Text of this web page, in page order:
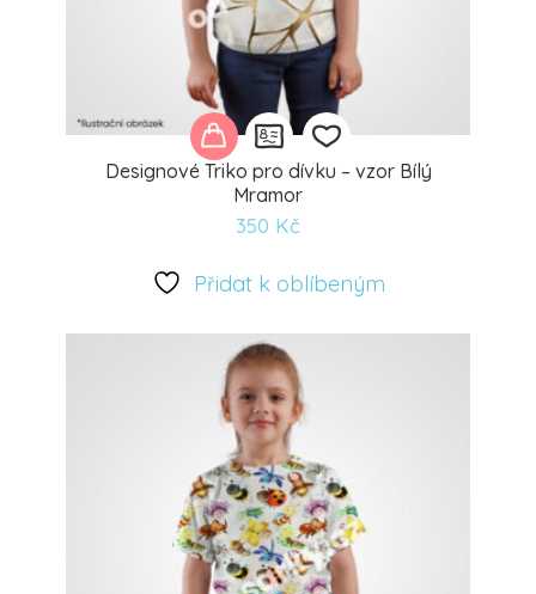
Designové Triko pro dívku – vzor Bílý
Mramor
350 Kč
k
oblíbeným
Přidat k oblíbeným